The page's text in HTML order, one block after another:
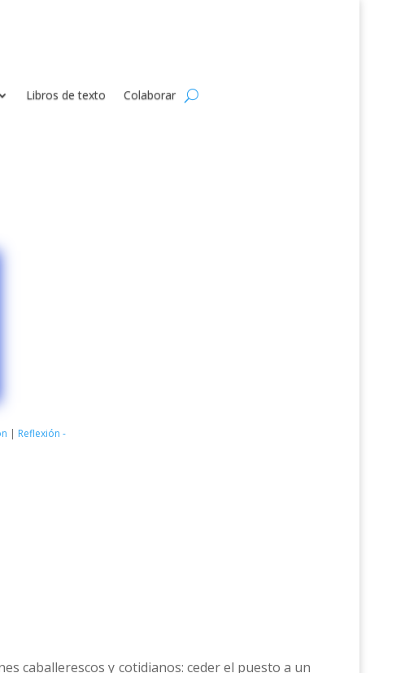
Libros de texto Colaborar
| Reflexión -
caballerescos y cotidianos: ceder el puesto a un